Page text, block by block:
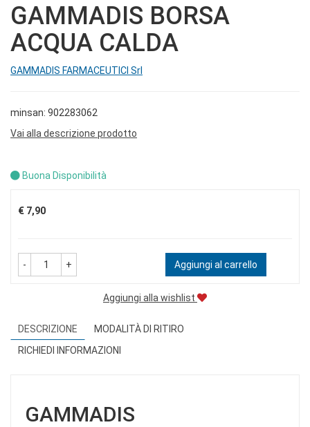
GAMMADIS BORSA
ACQUA CALDA
GAMMADIS FARMACEUTICI Srl
minsan: 902283062
Vai alla descrizione prodotto
Buona Disponibilità
Prezzo
€ 7,90
- + Aggiungi al carrello
Aggiungi alla wishlist
DESCRIZIONE
MODALITÀ DI RITIRO
RICHIEDI INFORMAZIONI
GAMMADIS